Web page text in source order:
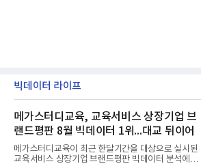
빅데이터 라이프
메가스터디교육, 교육서비스 상장기업 브
랜드평판 8월 빅데이터 1위...대교 뒤이어
메가스터디교육이 최근 한달기간을 대상으로 실시된
교육서비스 상장기업 브랜드평판 빅데이터 분석에서